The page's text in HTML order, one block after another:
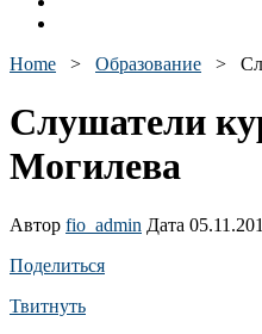
Home > Образование >
Слушатели
Могилева
Автор fio_admin Дата
Поделиться
Твитнуть